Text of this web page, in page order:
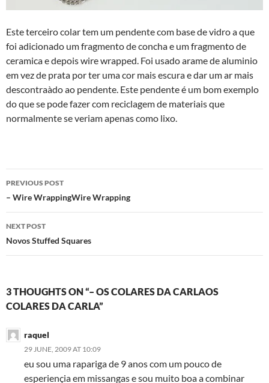
Este terceiro colar tem um pendente com base de vidro a que
foi adicionado um fragmento de concha e um fragmento de
ceramica e depois wire wrapped. Foi usado arame de aluminio
em vez de prata por ter uma cor mais escura e dar um ar mais
descontraà­do ao pendente. Este pendente é um bom exemplo
do que se pode fazer com reciclagem de materiais que
normalmente se veriam apenas como lixo.
Post
navigation
PREVIOUS POST
– Wire WrappingWire Wrapping
NEXT POST
Novos Stuffed Squares
3 THOUGHTS ON “– OS COLARES DA CARLAOS
COLARES DA CARLA”
raquel
29 JUNE, 2009 AT 10:09
eu sou uma rapariga de 9 anos com um pouco de
esperiençia em missangas e sou muito boa a combinar